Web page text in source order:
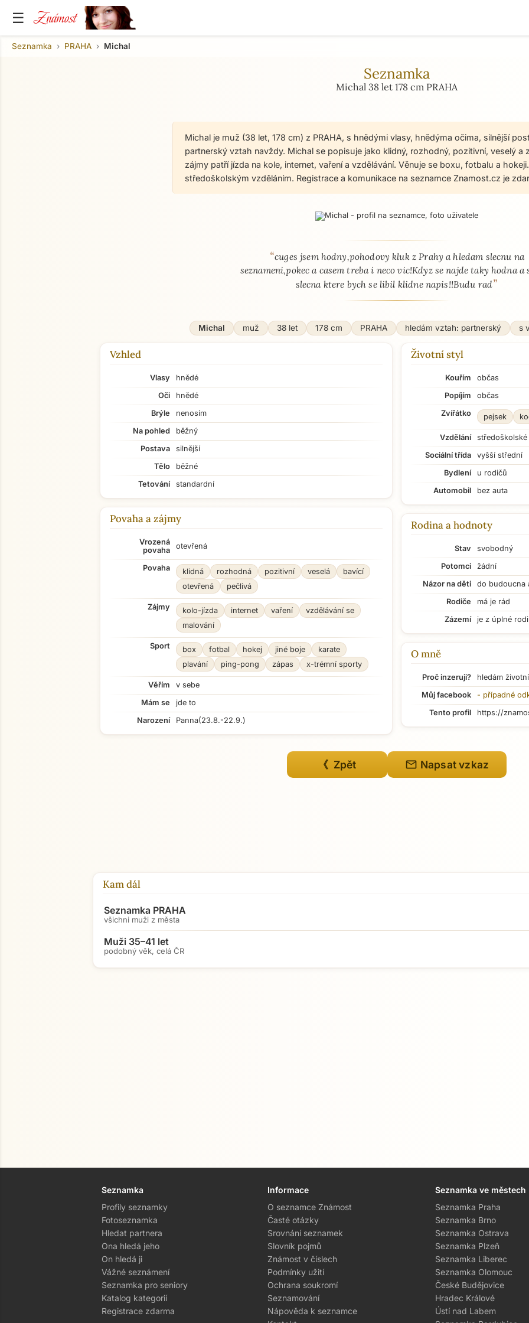
Přejít na hlavní obsah
☰ Známost
Seznamka PRAHA Michal
Seznamka
Michal 38 let 178 cm PRAHA
Michal je muž (38 let, 178 cm) z PRAHA, s hnědými vlasy, hnědýma očima, silnější
partnerský vztah navždy. Michal se popisuje jako klidný, rozhodný, pozitivní, veselý a
zájmy patří jízda na kole, internet, vaření a vzdělávání. Věnuje se boxu, fotbalu a
středoškolským vzděláním. Registrace a komunikace na seznamce Znamost.cz je
O mně - seznamka profil
“cuges jsem hodny,pohodovy kluk z Prahy a hledam slecnu na
seznameni,pokec a casem treba i neco vic!Kdyz se najde taky hodna a
slecna ktere bych se libil klidne napis!!Budu rad”
Michal muž 38 let 178 cm PRAHA hledám vztah: partnerský s
Vzhled
Vlasy
hnědé
Oči
hnědé
Brýle
nenosím
Na pohled
běžný
Postava
silnější
Tělo
běžné
Tetování
standardní
Povaha a zájmy
Vrozená
povaha
otevřená
Povaha klidná rozhodná pozitivní veselá
bavící
otevřená
pečlivá
Zájmy kolo-jízda internet vaření
vzdělávání se
malování
Sport box fotbal hokej jiné boje
karate
plavání
ping-pong zápas x-trémní sporty
Věřím
v sebe
Mám se
jde to
Narození
Panna(23.8.-22.9.)
Životní styl
Kouřím
občas
Popíjím
občas
Zvířátko
pejsek
Vzdělání
středoškolské
Sociální třída
vyšší střední
Bydlení
u rodičů
Automobil
bez auta
Rodina a hodnoty
Stav
svobodný
Potomci
žádní
Názor na děti
do budoucna
Rodiče
má je rád
Zázemí
je z úplné
O mně
Proč inzeruji?
hledám
Můj facebook
- případné
Tento profil
https://
《 Zpět mail Napsat vzkaz
Kam dál
Seznamka PRAHA
všichni muži z města
Muži 35–41 let
podobný věk, celá ČR
Seznamka
Profily seznamky
Fotoseznamka
Hledat partnera
Ona hledá jeho
On hledá ji
Vážné seznámení
Seznamka pro seniory
Katalog kategorií
Registrace zdarma
Informace
O seznamce Známost
Časté otázky
Srovnání seznamek
Slovník pojmů
Známost v číslech
Podmínky užití
Ochrana soukromí
Seznamování
Nápověda k seznamce
Seznamka ve městech
Seznamka Praha
Seznamka Brno
Seznamka Ostrava
Seznamka Plzeň
Seznamka Liberec
Seznamka Olomouc
České Budějovice
Hradec Králové
Ústí nad Labem